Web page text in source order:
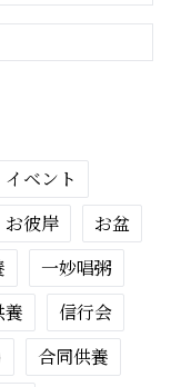
イベント
お彼岸
お盆
一妙唱粥
養
信行会
合同供養